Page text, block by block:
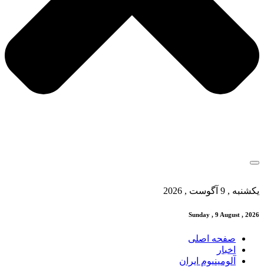
یکشنبه , 9 آگوست , 2026
Sunday , 9 August , 2026
صفحه اصلی
اخبار
آلومینیوم ایران